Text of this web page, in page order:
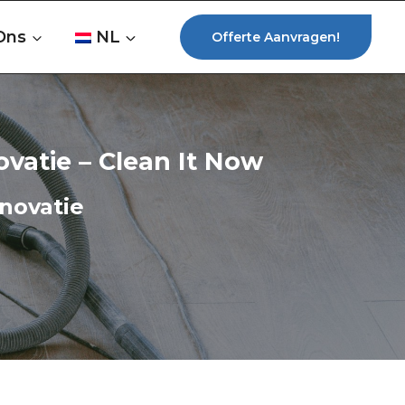
NL Offerte Aanvragen!
– Clean It Now